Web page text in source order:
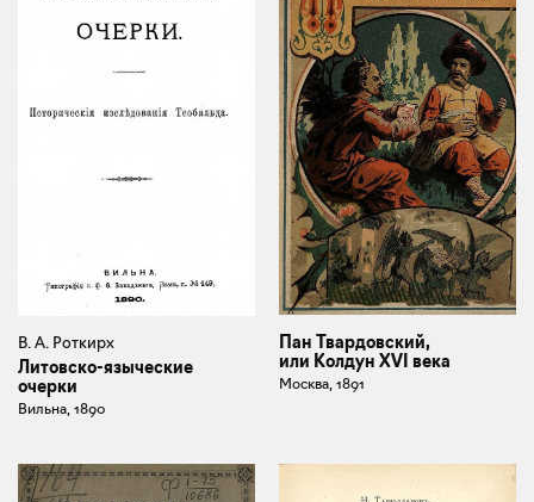
В. А. Роткирх
Литовско-языческие
очерки
Вильна, 1890
Пан Твардовский,
или Колдун XVI века
Москва, 1891